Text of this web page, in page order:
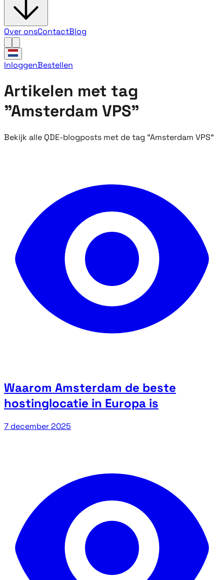
Over onsContactBlog
InloggenBestellen
Artikelen met tag
"Amsterdam VPS"
Bekijk alle QDE-blogposts met de tag "Amsterdam VPS"
Waarom Amsterdam de beste
hostinglocatie in Europa is
7 december 2025